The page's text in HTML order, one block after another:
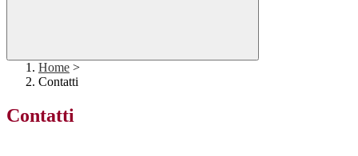
Home >
Contatti
Contatti